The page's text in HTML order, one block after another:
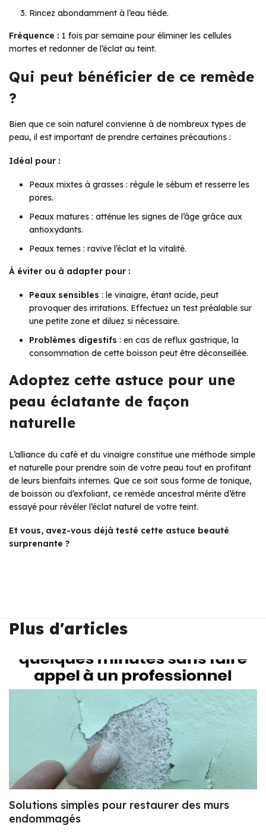
Rincez abondamment à l’eau tiède.
Fréquence : 1 fois par semaine pour éliminer les cellules
mortes et redonner de l’éclat au teint.
Qui peut bénéficier de ce remède
?
Bien que ce soin naturel convienne à de nombreux types de
peau, il est important de prendre certaines précautions :
Idéal pour :
Peaux mixtes à grasses : régule le sébum et resserre les
pores.
Peaux matures : atténue les signes de l’âge grâce aux
antioxydants.
Peaux ternes : ravive l’éclat et la vitalité.
À éviter ou à adapter pour :
Peaux sensibles : le vinaigre, étant acide, peut
provoquer des irritations. Effectuez un test préalable sur
une petite zone et diluez si nécessaire.
Problèmes digestifs : en cas de reflux gastrique, la
consommation de cette boisson peut être déconseillée.
Adoptez cette astuce pour une
peau éclatante de façon
naturelle
L’alliance du café et du vinaigre constitue une méthode simple
et naturelle pour prendre soin de votre peau tout en profitant
de leurs bienfaits internes. Que ce soit sous forme de tonique,
de boisson ou d’exfoliant, ce remède ancestral mérite d’être
essayé pour révéler l’éclat naturel de votre teint.
Et vous, avez-vous déjà testé cette astuce beauté
surprenante ?
Plus d'articles
Solutions simples pour restaurer des murs
endommagés